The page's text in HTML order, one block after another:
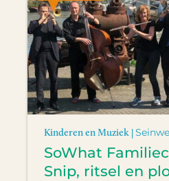
Kinderen en Muziek |
SoWhat
Snip, ritsel en